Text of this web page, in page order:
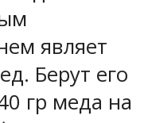
являет
Берут его
гр меда на